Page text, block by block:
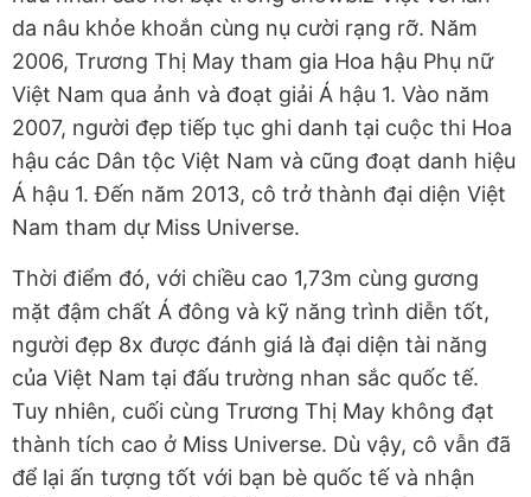
da nâu khỏe khoắn cùng nụ cười rạng rỡ. Năm
2006, Trương Thị May tham gia Hoa hậu Phụ nữ
Việt Nam qua ảnh và đoạt giải Á hậu 1. Vào năm
2007, người đẹp tiếp tục ghi danh tại cuộc thi Hoa
hậu các Dân tộc Việt Nam và cũng đoạt danh hiệu
Á hậu 1. Đến năm 2013, cô trở thành đại diện Việt
Nam tham dự Miss Universe.
Thời điểm đó, với chiều cao 1,73m cùng gương
mặt đậm chất Á đông và kỹ năng trình diễn tốt,
người đẹp 8x được đánh giá là đại diện tài năng
của Việt Nam tại đấu trường nhan sắc quốc tế.
Tuy nhiên, cuối cùng Trương Thị May không đạt
thành tích cao ở Miss Universe. Dù vậy, cô vẫn đã
để lại ấn tượng tốt với bạn bè quốc tế và nhận